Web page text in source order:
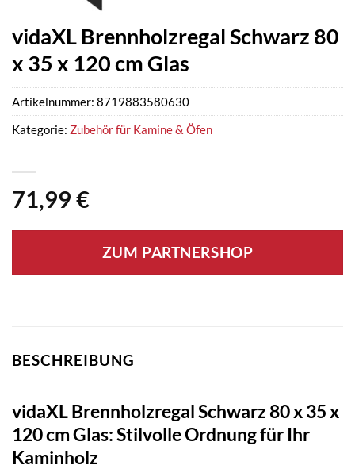
vidaXL Brennholzregal Schwarz 80
x 35 x 120 cm Glas
71,99 €
ZUM PARTNERSHOP
Artikelnummer: 8719883580630
Kategorie: Zubehör für Kamine & Öfen
BESCHREIBUNG
vidaXL Brennholzregal Schwarz 80 x 35 x
120 cm Glas: Stilvolle Ordnung für Ihr
Kaminholz